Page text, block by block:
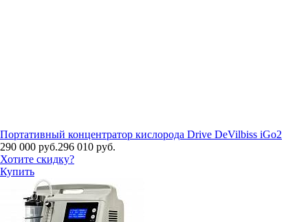
Портативный концентратор кислорода Drive DeVilbiss iGo2
290 000 руб.296 010 руб.
Хотите скидку?
Купить